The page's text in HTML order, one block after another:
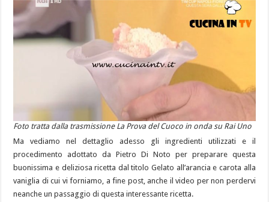
Foto tratta dalla trasmissione La Prova del Cuoco in onda su Rai Uno
Ma vediamo nel dettaglio adesso gli ingredienti utilizzati e il
procedimento adottato da Pietro Di Noto per preparare questa
buonissima e deliziosa ricetta dal titolo Gelato all’arancia e carota alla
vaniglia di cui vi forniamo, a fine post, anche il video per non perdervi
neanche un passaggio di questa interessante ricetta.